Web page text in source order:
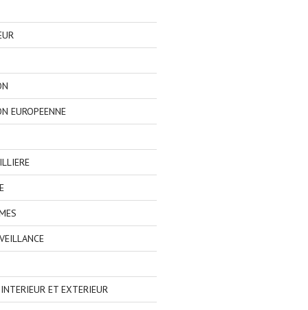
EUROPEENNE
ET EXTERIEUR